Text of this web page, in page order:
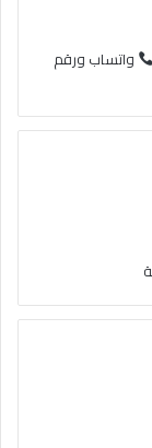
واتساب ورقم